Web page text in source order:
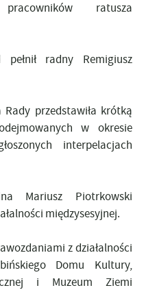
ratusza
radny Remigiusz
Rady przedstawiła krótką
w okresie
interpelacjach
Mariusz Piotrkowski
międzysesyjnej.
z działalności
Domu Kultury,
i Muzeum Ziemi